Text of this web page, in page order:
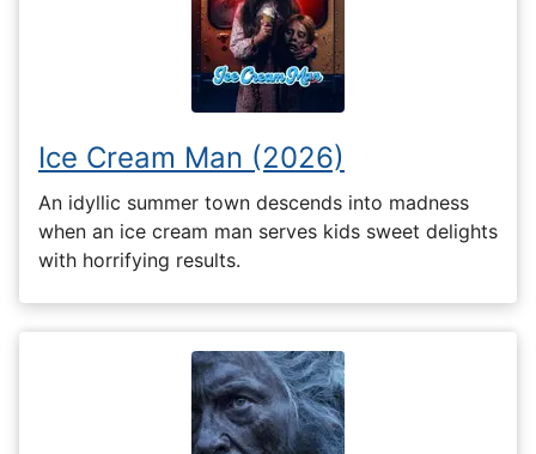
Ice Cream Man (2026)
An idyllic summer town descends into madness
when an ice cream man serves kids sweet delights
with horrifying results.